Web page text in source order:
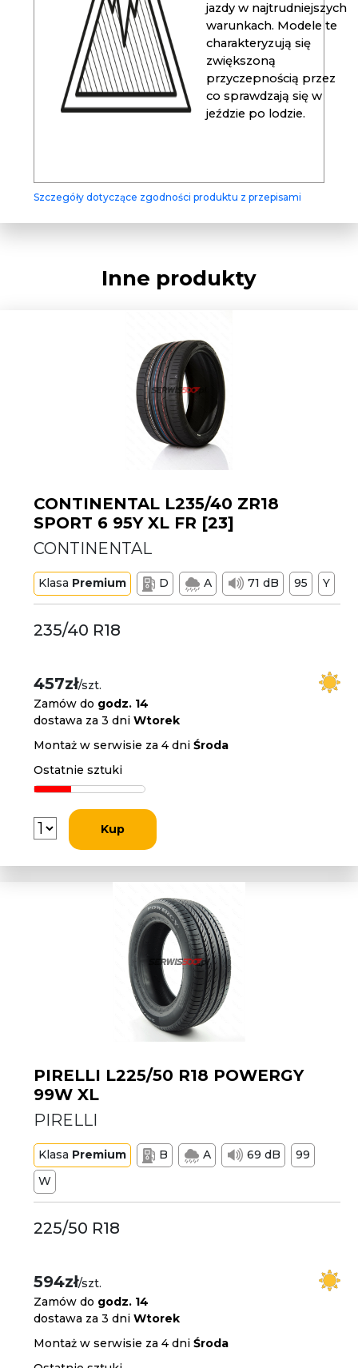
jazdy w najtrudniejszych
warunkach. Modele te
charakteryzują się
zwiększoną
przyczepnością przez
co sprawdzają się w
jeździe po lodzie.
Szczegóły dotyczące zgodności produktu z przepisami
Inne produkty
CONTINENTAL L235/40 ZR18
SPORT 6 95Y XL FR [23]
CONTINENTAL
Klasa Premium D A 71 dB 95 Y
235/40 R18
457zł/szt.
Zamów do godz. 14
dostawa za 3 dniWtorek
Montaż w serwisie za 4 dniŚroda
Ostatnie sztuki
Kup
PIRELLI L225/50 R18 POWERGY
99W XL
PIRELLI
Klasa Premium B A 69 dB
99
W
225/50 R18
594zł/szt.
Zamów do godz. 14
dostawa za 3 dniWtorek
Montaż w serwisie za 4 dniŚroda